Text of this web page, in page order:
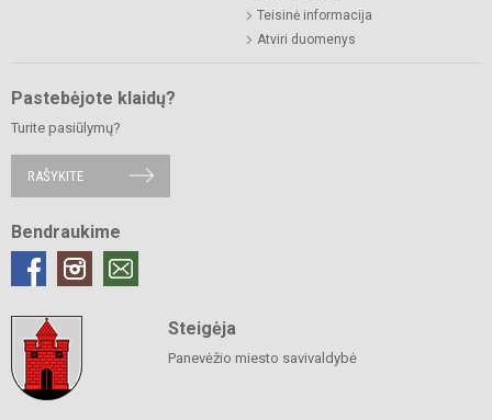
Teisinė informacija
Atviri duomenys
Pastebėjote klaidų?
Turite pasiūlymų?
RAŠYKITE
Bendraukime
Steigėja
Panevėžio miesto savivaldybė